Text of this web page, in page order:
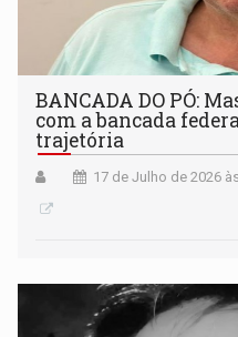
BANCADA DO PÓ:
com a bancada
trajetória
17 de Julho de 2026